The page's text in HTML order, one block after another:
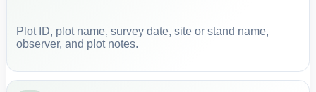
Plot ID, plot name, survey date, site or stand name,
observer, and plot notes.